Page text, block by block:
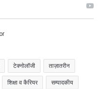
टेक्नोलॉजी ताज़ातरीन
शिक्षा व कैरियर सम्पादकीय